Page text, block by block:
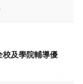
校及學院輔導優